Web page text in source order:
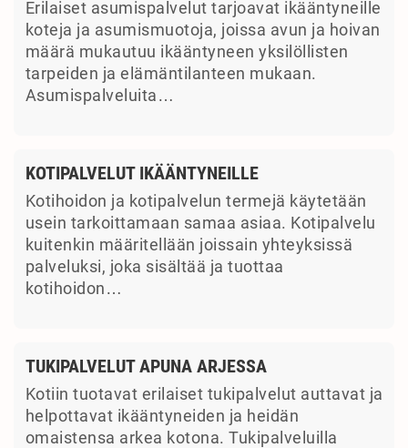
Erilaiset asumispalvelut tarjoavat ikääntyneille
koteja ja asumismuotoja, joissa avun ja hoivan
määrä mukautuu ikääntyneen yksilöllisten
tarpeiden ja elämäntilanteen mukaan.
Asumispalveluita…
KOTIPALVELUT IKÄÄNTYNEILLE
Kotihoidon ja kotipalvelun termejä käytetään
usein tarkoittamaan samaa asiaa. Kotipalvelu
kuitenkin määritellään joissain yhteyksissä
palveluksi, joka sisältää ja tuottaa
kotihoidon…
TUKIPALVELUT APUNA ARJESSA
Kotiin tuotavat erilaiset tukipalvelut auttavat ja
helpottavat ikääntyneiden ja heidän
omaistensa arkea kotona. Tukipalveluilla